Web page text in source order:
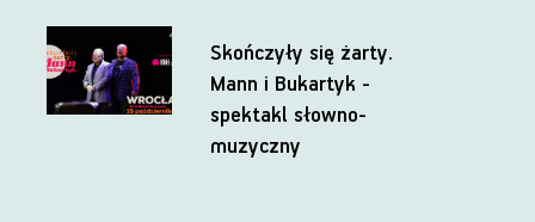
Skończyły się żarty.
Mann i Bukartyk -
spektakl słowno-
muzyczny